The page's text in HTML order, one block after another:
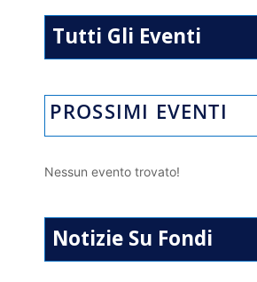
Tutti Gli Eventi
PROSSIMI EVENTI
Nessun evento trovato!
Notizie Su Fondi